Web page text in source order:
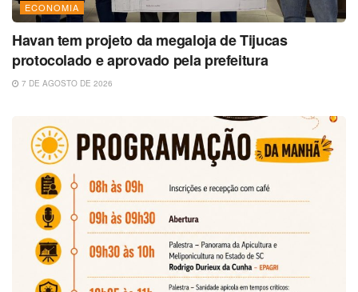
ECONOMIA
Havan tem projeto da megaloja de Tijucas
protocolado e aprovado pela prefeitura
7 DE AGOSTO DE 2026